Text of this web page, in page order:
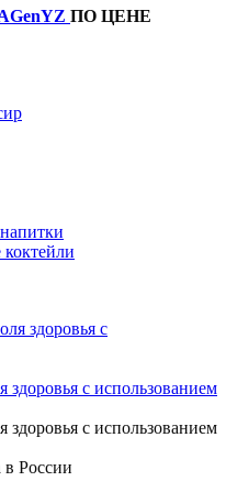
ПО ЦЕНЕ
с использованием
с использованием
России